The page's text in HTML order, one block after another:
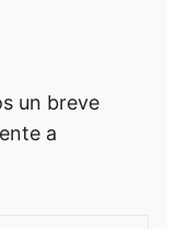
un breve
a